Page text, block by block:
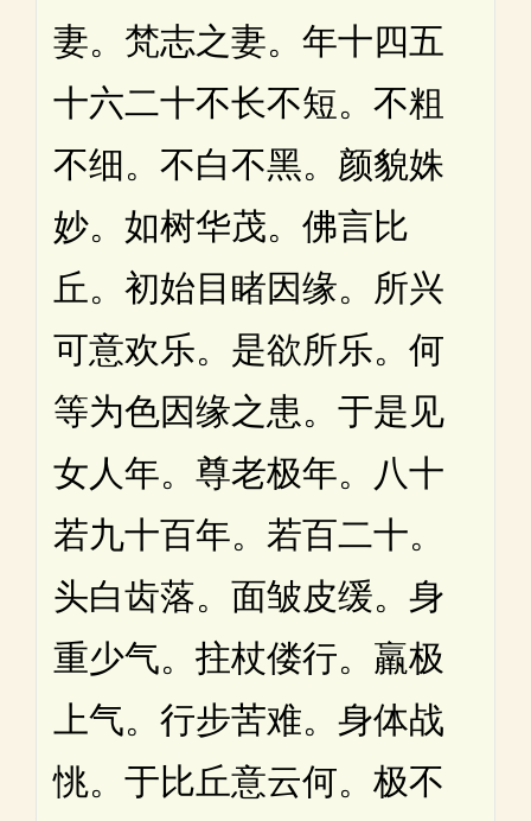
妻。梵志之妻。年十四五
十六二十不长不短。不粗
不细。不白不黑。颜貌姝
妙。如树华茂。佛言比
丘。初始目睹因缘。所兴
可意欢乐。是欲所乐。何
等为色因缘之患。于是见
女人年。尊老极年。八十
若九十百年。若百二十。
头白齿落。面皱皮缓。身
重少气。拄杖偻行。羸极
上气。行步苦难。身体战
恌。于比丘意云何。极不